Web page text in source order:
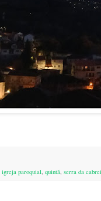
igreja paroquial, quintã, serra da